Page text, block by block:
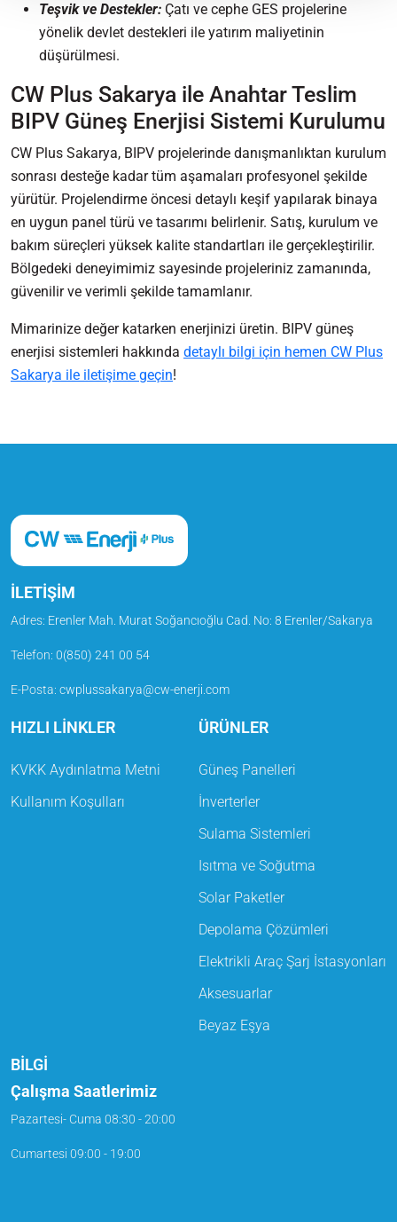
Teşvik ve Destekler: Çatı ve cephe GES projelerine
yönelik devlet destekleri ile yatırım maliyetinin
düşürülmesi.
CW Plus Sakarya ile Anahtar Teslim
BIPV Güneş Enerjisi Sistemi Kurulumu
CW Plus Sakarya, BIPV projelerinde danışmanlıktan kurulum
sonrası desteğe kadar tüm aşamaları profesyonel şekilde
yürütür. Projelendirme öncesi detaylı keşif yapılarak binaya
en uygun panel türü ve tasarımı belirlenir. Satış, kurulum ve
bakım süreçleri yüksek kalite standartları ile gerçekleştirilir.
Bölgedeki deneyimimiz sayesinde projeleriniz zamanında,
güvenilir ve verimli şekilde tamamlanır.
Mimarinize değer katarken enerjinizi üretin. BIPV güneş
enerjisi sistemleri hakkında detaylı bilgi için hemen CW Plus
Sakarya ile iletişime geçin!
İLETİŞİM
Adres: Erenler Mah. Murat Soğancıoğlu Cad. No: 8 Erenler/Sakarya
Telefon: 0(850) 241 00 54
E-Posta: cwplussakarya@cw-enerji.com
HIZLI LİNKLER
KVKK Aydınlatma Metni
Kullanım Koşulları
ÜRÜNLER
Güneş Panelleri
İnverterler
Sulama Sistemleri
Isıtma ve Soğutma
Solar Paketler
Depolama Çözümleri
Elektrikli Araç Şarj İstasyonları
Aksesuarlar
Beyaz Eşya
BİLGİ
Çalışma Saatlerimiz
Pazartesi- Cuma 08:30 - 20:00
Cumartesi 09:00 - 19:00